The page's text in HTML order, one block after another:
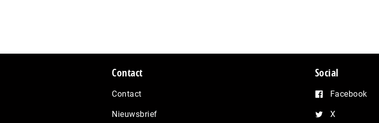
Contact
Contact
Nieuwsbrief
Social
Facebook
X